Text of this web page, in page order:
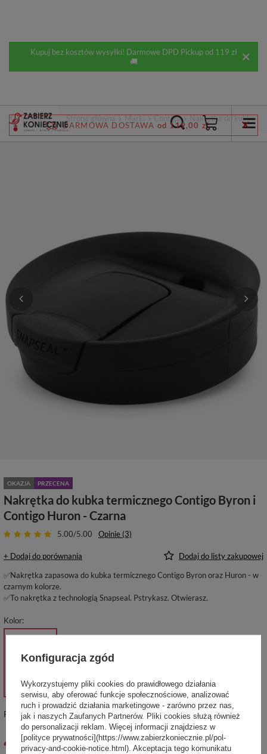
Kupuj bez kosztów wysyłki! Darmowe DPD Pickup od 119 zł
🚚
DARMOWA DOSTAWA od 119,00 zł
Wstecz Strona główna Marki Contigo Nakrętka do kubka
OKAZJA PRZECENA
Nakrętka do kubka termicznego Contigo Byron i
Contigo Huron - Czarna
5.00/5.00 Opinie (3)
+ Dodaj do porównania
Dodaj do listy zakupowej
✅Nakrętka zapasowa do kubka termicznego Contigo Byron oraz Huron - w
czarnym kolorze.
✅To nakrętka z technologią Snapseal. Pstrykasz. Otwierasz.
Kolor
Produkt niedostepny, dostawa wkrótce
42,90 zł brutto/ szt.
Konfiguracja zgód
Wykorzystujemy pliki cookies do prawidłowego działania
serwisu, aby oferować funkcje społecznościowe, analizować
ruch i prowadzić działania marketingowe - zarówno przez nas,
jak i naszych Zaufanych Partnerów. Pliki cookies służą również
do personalizacji reklam. Więcej informacji znajdziesz w
[polityce prywatności](https://www.zabierzkoniecznie.pl/pol-
privacy-and-cookie-notice.html). Akceptacja tego komunikatu